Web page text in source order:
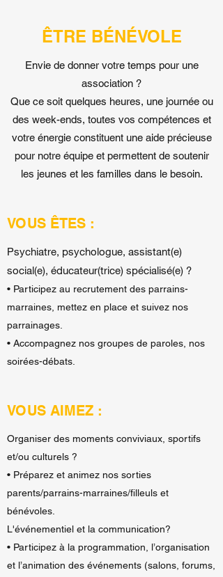
ÊTRE BÉNÉVOLE
Envie de donner votre temps pour une
association ?
Que ce soit quelques heures, une journée ou
des week-ends, toutes vos compétences et
votre énergie constituent une aide précieuse
pour notre équipe et permettent de soutenir
les jeunes et les familles dans le besoin.
VOUS ÊTES :
Psychiatre, psychologue, assistant(e)
social(e), éducateur(trice) spécialisé(e) ?
• Participez au recrutement des parrains-
marraines, mettez en place et suivez nos
parrainages.
• Accompagnez nos groupes de paroles, nos
soirées-débats.
VOUS AIMEZ :
Organiser des moments conviviaux, sportifs
et/ou culturels ?
• Préparez et animez nos sorties
parents/parrains-marraines/filleuls et
bénévoles.
L'événementiel et la communication?
• Participez à la programmation, l’organisation
et l’animation des événements (salons, forums,